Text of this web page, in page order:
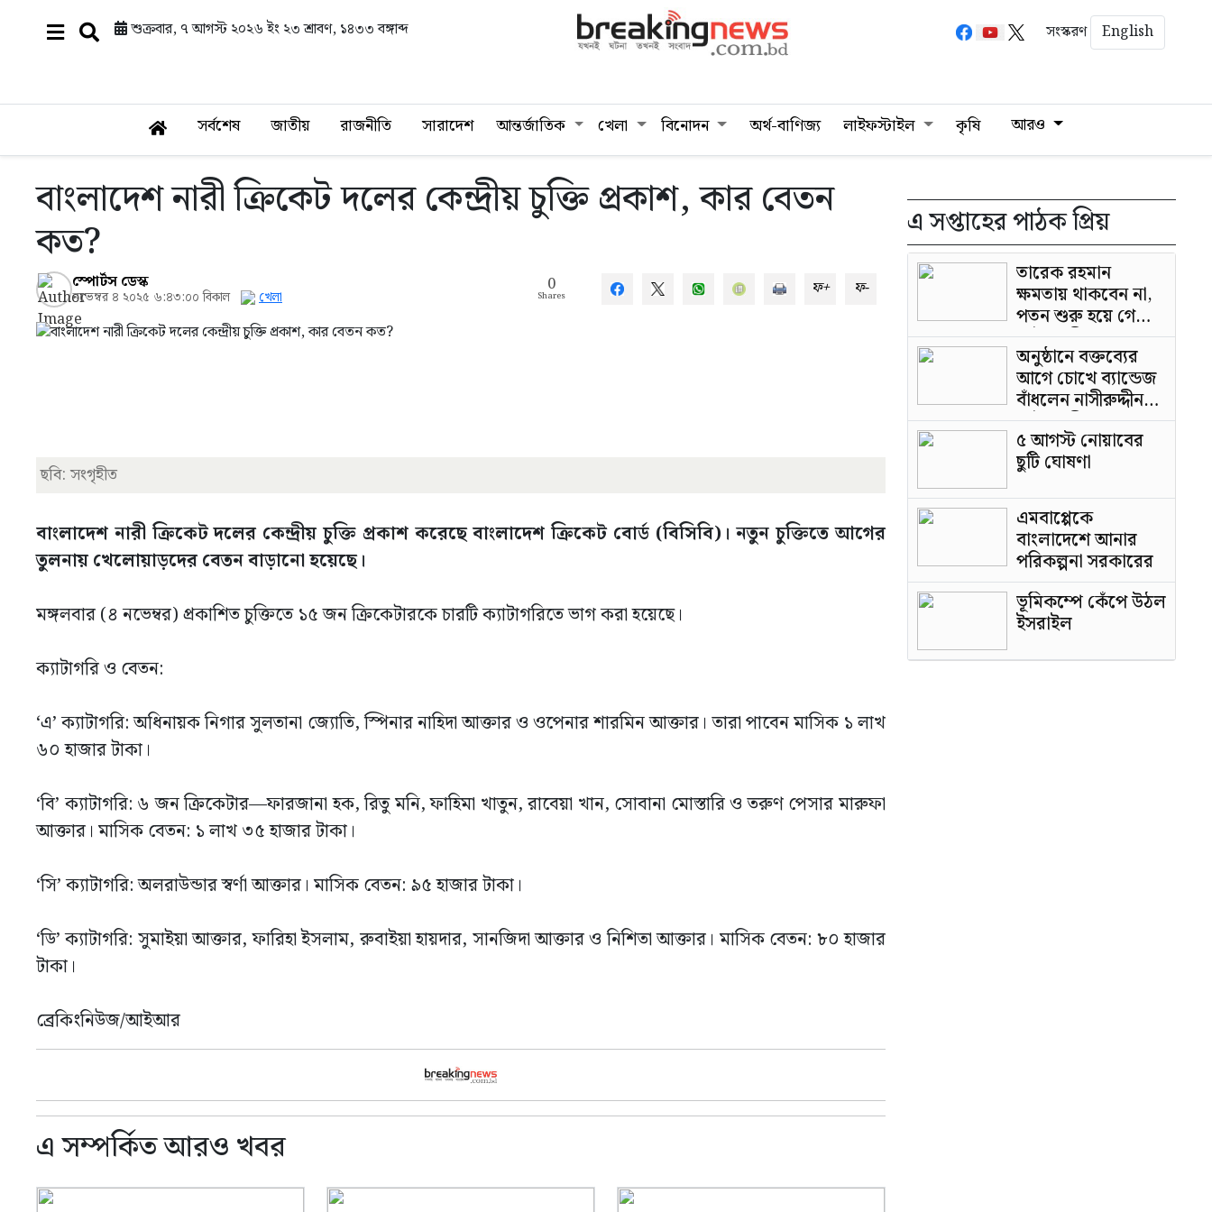
শুক্রবার, ৭ আগস্ট ২০২৬ ইং ২৩ শ্রাবণ, ১৪৩৩ বঙ্গাব্দ সংস্করণ English
সর্বশেষ জাতীয় রাজনীতি সারাদেশ আন্তর্জাতিক খেলা বিনোদন অর্থ-বাণিজ্য লাইফস্টাইল কৃষি আরও
বাংলাদেশ নারী ক্রিকেট দলের কেন্দ্রীয় চুক্তি প্রকাশ, কার বেতন
কত?
স্পোর্টস ডেস্ক
নভেম্বর ৪ ২০২৫ ৬:৪৩:০০ বিকাল খেলা
0
Shares ফ+ ফ-
ছবি: সংগৃহীত
বাংলাদেশ নারী ক্রিকেট দলের কেন্দ্রীয় চুক্তি প্রকাশ করেছে বাংলাদেশ ক্রিকেট বোর্ড (বিসিবি)। নতুন চুক্তিতে আগের
তুলনায় খেলোয়াড়দের বেতন বাড়ানো হয়েছে।
মঙ্গলবার (৪ নভেম্বর) প্রকাশিত চুক্তিতে ১৫ জন ক্রিকেটারকে চারটি ক্যাটাগরিতে ভাগ করা হয়েছে।
ক্যাটাগরি ও বেতন:
‘এ’ ক্যাটাগরি: অধিনায়ক নিগার সুলতানা জ্যোতি, স্পিনার নাহিদা আক্তার ও ওপেনার শারমিন আক্তার। তারা পাবেন মাসিক ১ লাখ
৬০ হাজার টাকা।
‘বি’ ক্যাটাগরি: ৬ জন ক্রিকেটার—ফারজানা হক, রিতু মনি, ফাহিমা খাতুন, রাবেয়া খান, সোবানা মোস্তারি ও তরুণ পেসার মারুফা
আক্তার। মাসিক বেতন: ১ লাখ ৩৫ হাজার টাকা।
‘সি’ ক্যাটাগরি: অলরাউন্ডার স্বর্ণা আক্তার। মাসিক বেতন: ৯৫ হাজার টাকা।
‘ডি’ ক্যাটাগরি: সুমাইয়া আক্তার, ফারিহা ইসলাম, রুবাইয়া হায়দার, সানজিদা আক্তার ও নিশিতা আক্তার। মাসিক বেতন: ৮০ হাজার
টাকা।
ব্রেকিংনিউজ/আইআর
এ সম্পর্কিত আরও খবর
এ সপ্তাহের পাঠক প্রিয়
তারেক রহমান
ক্ষমতায় থাকবেন না,
পতন শুরু হয়ে গেছে:
পাটওয়ারী
অনুষ্ঠানে বক্তব্যের
আগে চোখে ব্যান্ডেজ
বাঁধলেন নাসীরুদ্দীন
পাটওয়ারী
৫ আগস্ট নোয়াবের
ছুটি ঘোষণা
এমবাপ্পেকে
বাংলাদেশে আনার
পরিকল্পনা সরকারের
ভূমিকম্পে কেঁপে উঠল
ইসরাইল